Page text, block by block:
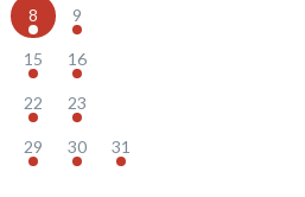
8 9
15 16
22 23
29 30 31